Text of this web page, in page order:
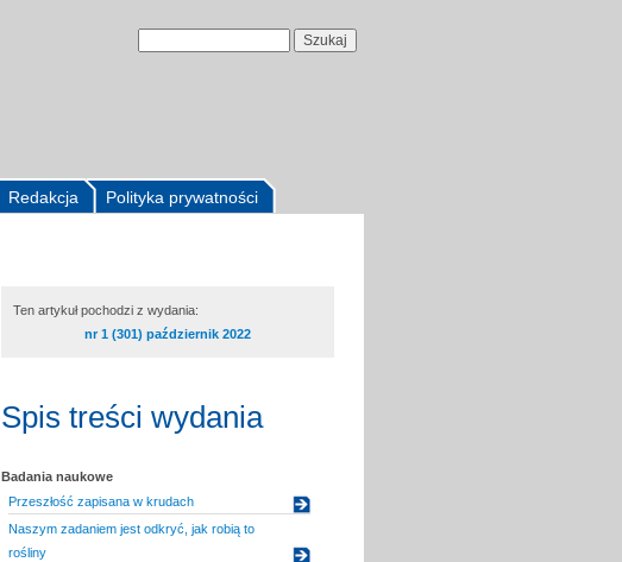
Polityka prywatności
Redakcja
Ten artykuł pochodzi z wydania:
nr 1 (301) październik 2022
Spis treści wydania
Badania naukowe
Przeszłość zapisana w krudach
Naszym zadaniem jest odkryć, jak robią to
rośliny